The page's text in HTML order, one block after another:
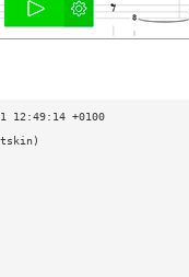
12:49:14 +0100